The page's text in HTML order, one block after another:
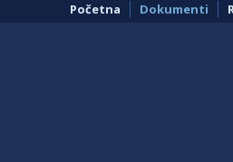
Početna Dokumenti